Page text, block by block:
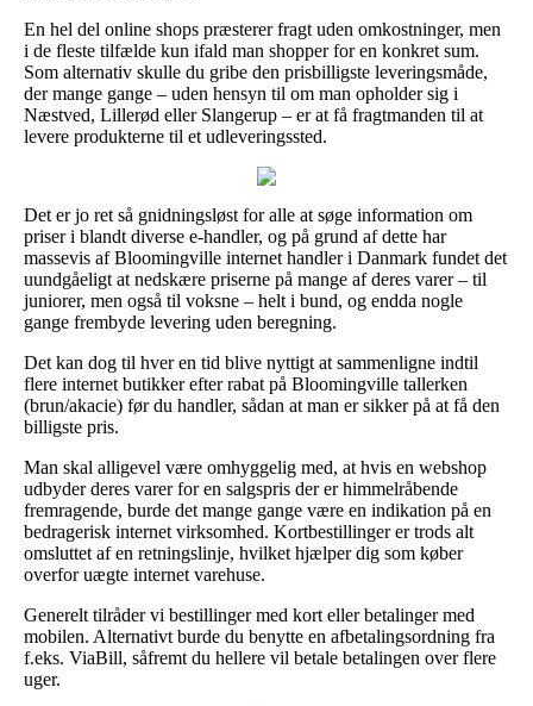
En hel del online shops præsterer fragt uden omkostninger, men
i de fleste tilfælde kun ifald man shopper for en konkret sum.
Som alternativ skulle du gribe den prisbilligste leveringsmåde,
der mange gange – uden hensyn til om man opholder sig i
Næstved, Lillerød eller Slangerup – er at få fragtmanden til at
levere produkterne til et udleveringssted.
Det er jo ret så gnidningsløst for alle at søge information om
priser i blandt diverse e-handler, og på grund af dette har
massevis af Bloomingville internet handler i Danmark fundet det
uundgåeligt at nedskære priserne på mange af deres varer – til
juniorer, men også til voksne – helt i bund, og endda nogle
gange frembyde levering uden beregning.
Det kan dog til hver en tid blive nyttigt at sammenligne indtil
flere internet butikker efter rabat på Bloomingville tallerken
(brun/akacie) før du handler, sådan at man er sikker på at få den
billigste pris.
Man skal alligevel være omhyggelig med, at hvis en webshop
udbyder deres varer for en salgspris der er himmelråbende
fremragende, burde det mange gange være en indikation på en
bedragerisk internet virksomhed. Kortbestillinger er trods alt
omsluttet af en retningslinje, hvilket hjælper dig som køber
overfor uægte internet varehuse.
Generelt tilråder vi bestillinger med kort eller betalinger med
mobilen. Alternativt burde du benytte en afbetalingsordning fra
f.eks. ViaBill, såfremt du hellere vil betale betalingen over flere
uger.